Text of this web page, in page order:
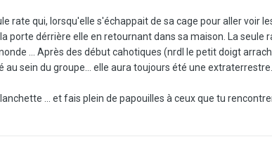
rate qui, lorsqu'elle s'échappait de sa cage pour aller voir
dérrière elle en retournant dans sa maison. La seule
... Après des début cahotiques (nrdl le petit doigt
sein du groupe... elle aura toujours été une extraterrestre.
... et fais plein de papouilles à ceux que tu